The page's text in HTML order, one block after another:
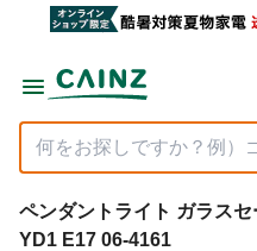
ペンダントライト ガラス
YD1 E17 06-4161